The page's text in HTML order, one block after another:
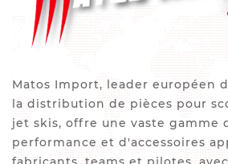
Matos Import, leader européen
la distribution de pièces pour
jet skis, offre une vaste gamme
performance et d'accessoires